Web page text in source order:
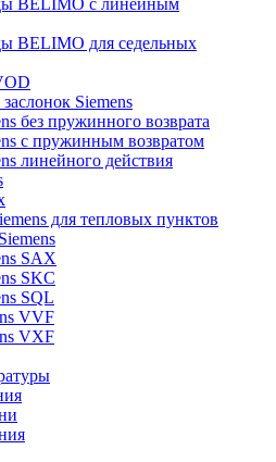
BELIMO для седельных
Siemens
без пружинного возврата
с пружинным возвратом
линейного действия
для тепловых пунктов
SAX
SKC
SQL
VVF
VXF